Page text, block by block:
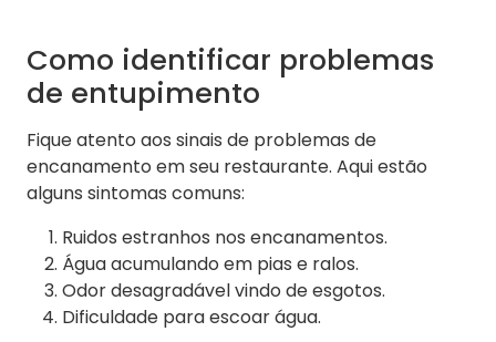
Como identificar problemas
de entupimento
Fique atento aos sinais de problemas de
encanamento em seu restaurante. Aqui estão
alguns sintomas comuns:
Ruidos estranhos nos encanamentos.
Água acumulando em pias e ralos.
Odor desagradável vindo de esgotos.
Dificuldade para escoar água.